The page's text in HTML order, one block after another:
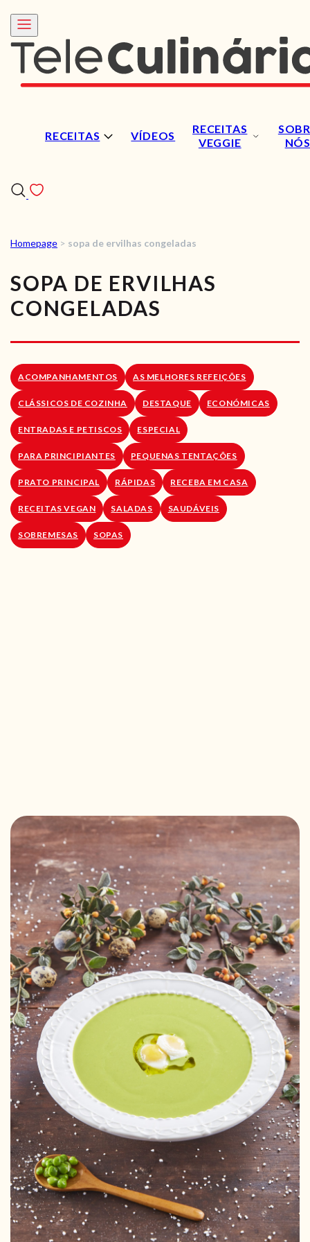
RECEITAS VÍDEOS
RECEITAS
VEGGIE
NÓS
RECEITAS
VÍDEOS
RECEITAS VEGGIE
LOJA ONLINE
BLOG
Homepage > sopa de ervilhas congeladas
SOPA DE ERVILHAS
CONGELADAS
ACOMPANHAMENTOS AS MELHORES REFEIÇÕES
CLÁSSICOS DE COZINHA DESTAQUE ECONÓMICAS
ENTRADAS E PETISCOS ESPECIAL
PARA PRINCIPIANTES PEQUENAS TENTAÇÕES
PRATO PRINCIPAL RÁPIDAS RECEBA EM CASA
RECEITAS VEGAN SALADAS SAUDÁVEIS
SOBREMESAS SOPAS